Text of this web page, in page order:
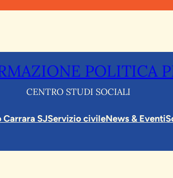
POLITICA
CENTRO STUDI SOCIALI
SJServizio civileNews & Eventi